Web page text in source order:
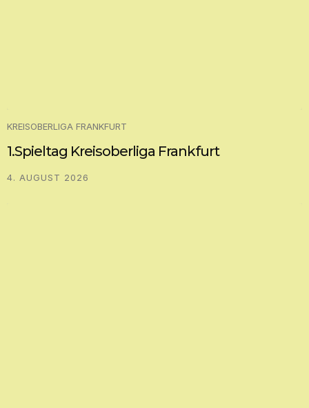
KREISOBERLIGA FRANKFURT
1.Spieltag Kreisoberliga Frankfurt
4. AUGUST 2026